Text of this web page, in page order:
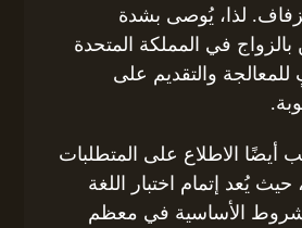
لذا، يُوصى بشدة
بالزواج في المملكة المتحدة
والتقديم على
أيضًا الاطلاع على المتطلبات
حيث يُعد إتمام اختبار اللغة
الأساسية في معظم